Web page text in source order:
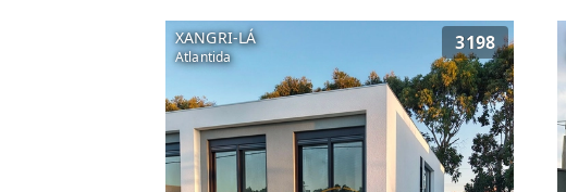
XANGRI-LÁ
Atlantida
3198